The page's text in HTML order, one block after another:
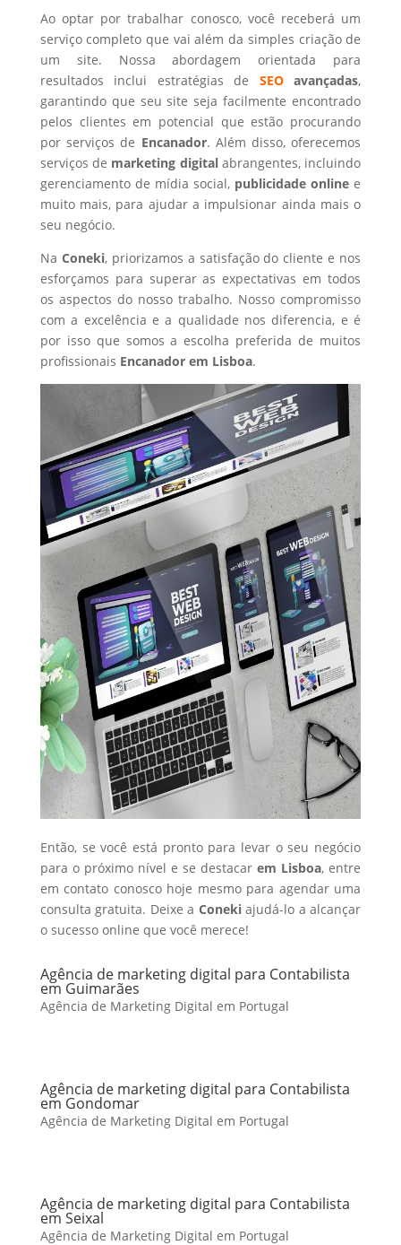
Ao optar por trabalhar conosco, você receberá um
serviço completo que vai além da simples criação de
um site. Nossa abordagem orientada para
resultados inclui estratégias de SEOavançadas,
garantindo que seu site seja facilmente encontrado
pelos clientes em potencial que estão procurando
por serviços de Encanador. Além disso, oferecemos
serviços de marketing digital abrangentes, incluindo
gerenciamento de mídia social, publicidade online e
muito mais, para ajudar a impulsionar ainda mais o
seu negócio.
Na Coneki, priorizamos a satisfação do cliente e nos
esforçamos para superar as expectativas em todos
os aspectos do nosso trabalho. Nosso compromisso
com a excelência e a qualidade nos diferencia, e é
por isso que somos a escolha preferida de muitos
profissionais Encanadorem Lisboa.
Então, se você está pronto para levar o seu negócio
para o próximo nível e se destacarem Lisboa, entre
em contato conosco hoje mesmo para agendar uma
consulta gratuita. Deixe a Conekiajudá-lo a alcançar
o sucesso online que você merece!
Agência de marketing digital para Contabilista
em Guimarães
Agência de Marketing Digital em Portugal
Agência de marketing digital para Contabilista
em Gondomar
Agência de Marketing Digital em Portugal
Agência de marketing digital para Contabilista
em Seixal
Agência de Marketing Digital em Portugal